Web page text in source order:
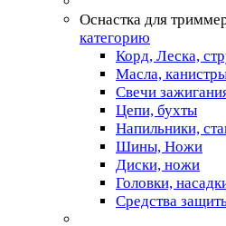
Оснастка для
категорию
Корд, Леска,
Масла,
Свечи
Цепи, бухты
Напильники,
Шины, Ножи
Диски, ножи
Головки,
Средства